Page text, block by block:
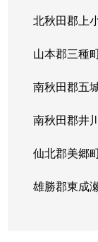
北秋田郡上
山本郡三種
南秋田郡五
南秋田郡井
仙北郡美郷
雄勝郡東成